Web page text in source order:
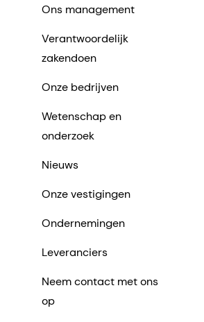
Ons management
Verantwoordelijk
zakendoen
Onze bedrijven
Wetenschap en
onderzoek
Nieuws
Onze vestigingen
Ondernemingen
Leveranciers
Neem contact met ons
op